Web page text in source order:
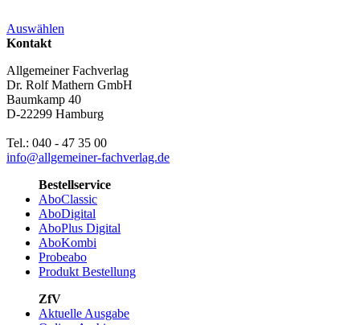
Auswählen
Kontakt
Allgemeiner Fachverlag
Dr. Rolf Mathern GmbH
Baumkamp 40
D-22299 Hamburg
Tel.: 040 - 47 35 00
info@allgemeiner-fachverlag.de
Bestellservice
AboClassic
AboDigital
AboPlus Digital
AboKombi
Probeabo
Produkt Bestellung
ZfV
Aktuelle Ausgabe